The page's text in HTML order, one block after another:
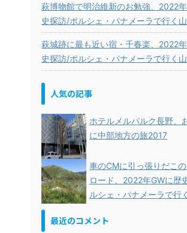
萩博物館で明治維新のお勉強、2022
史探訪/ポルシェ・パナメーラで行く
萩城跡に最も近い宿・千春楽、2022
史探訪/ポルシェ・パナメーラで行く
人気の記事
ホテルメルパルク長野、
に中部地方の旅2017
車のCMに引っ張りだこ
ロード、2022年GWに歴
ルシェ・パナメーラで行
最近のコメント